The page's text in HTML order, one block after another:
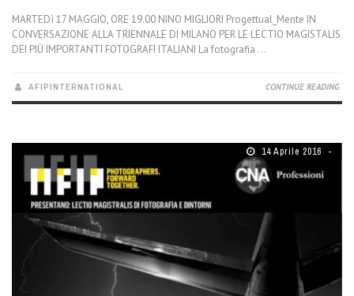
MARTEDì 17 MAGGIO, ORE 19.00 NINO MIGLIORI Progettual_Mente IN
CONVERSAZIONE ALLA TRIENNALE DI MILANO PER LE LECTIO MAGISTALIS
DEI PIÙ IMPORTANTI FOTOGRAFI ITALIANI La fotografia ...
AFIPINTERNATIONAL CONTINUE READING
14 Aprile 2016